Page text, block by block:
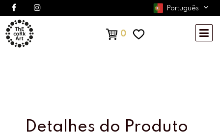
Português
0
Detalhes do Produto